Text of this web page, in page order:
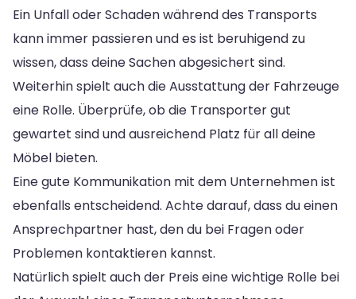
Ein Unfall oder Schaden während des Transports
kann immer passieren und es ist beruhigend zu
wissen, dass deine Sachen abgesichert sind.
Weiterhin spielt auch die Ausstattung der Fahrzeuge
eine Rolle. Überprüfe, ob die Transporter gut
gewartet sind und ausreichend Platz für all deine
Möbel bieten.
Eine gute Kommunikation mit dem Unternehmen ist
ebenfalls entscheidend. Achte darauf, dass du einen
Ansprechpartner hast, den du bei Fragen oder
Problemen kontaktieren kannst.
Natürlich spielt auch der Preis eine wichtige Rolle bei